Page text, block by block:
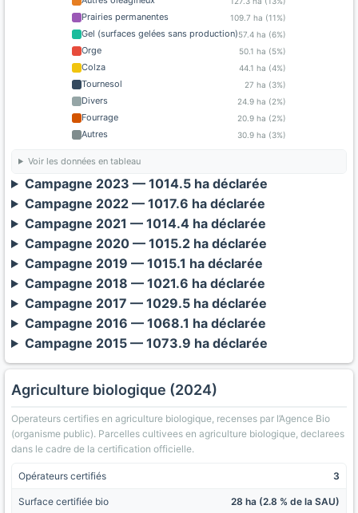
Prairies permanentes 109.7 ha (11%)
Gel (surfaces gelées sans production)57.4 ha (6%)
Orge 50.1 ha (5%)
Colza 44.1 ha (4%)
Tournesol 27 ha (3%)
Divers 24.9 ha (2%)
Fourrage 20.9 ha (2%)
Autres 30.9 ha (3%)
Voir les données en tableau
Campagne 2023 — 1014.5 ha déclarée
Campagne 2022 — 1017.6 ha déclarée
Campagne 2021 — 1014.4 ha déclarée
Campagne 2020 — 1015.2 ha déclarée
Campagne 2019 — 1015.1 ha déclarée
Campagne 2018 — 1021.6 ha déclarée
Campagne 2017 — 1029.5 ha déclarée
Campagne 2016 — 1068.1 ha déclarée
Campagne 2015 — 1073.9 ha déclarée
Agriculture biologique (2024)
Operateurs certifies en agriculture biologique, recenses par l’Agence Bio
(organisme public). Parcelles cultivees en agriculture biologique, declarees
dans le cadre de la certification officielle.
Opérateurs certifiés 3
Surface certifiée bio 28 ha (2.8 % de la SAU)